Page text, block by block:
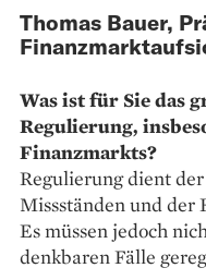
Thomas Bauer,
Was ist für Sie das
Regulierung,
Finanzmarkts?
Regulierung dient
Missständen und der
Es müssen jedoch
denkbaren Fälle